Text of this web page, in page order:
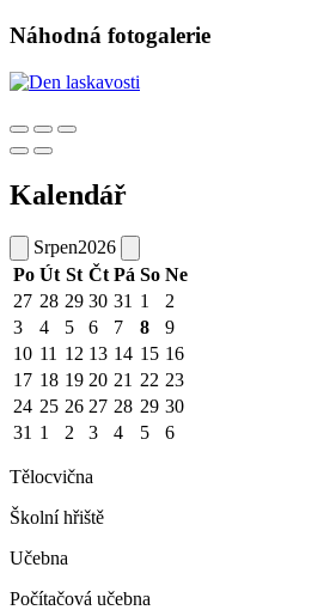
Náhodná fotogalerie
Kalendář
Srpen2026
Po Út St Čt Pá So Ne
27 28 29 30 31 1
2
3
4 5 6 7 8
9
10 11 12 13 14 15 16
17 18 19 20 21 22 23
24 25 26 27 28 29 30
31 1 2 3 4 5 6
Tělocvična
Školní hřiště
Učebna
Počítačová učebna